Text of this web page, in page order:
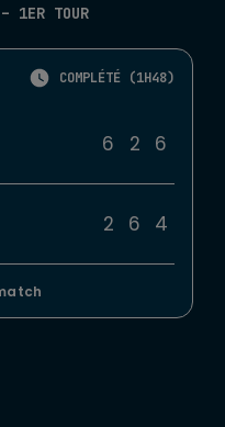
1ER TOUR
COMPLÉTÉ (1H48)
6 2 6
2 6 4